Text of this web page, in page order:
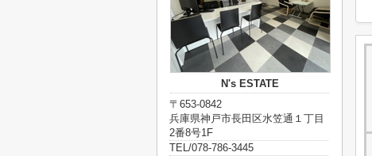
N's ESTATE
〒653-0842
兵庫県神戸市長田区水笠通１丁目
2番8号1F
TEL/078-786-3445